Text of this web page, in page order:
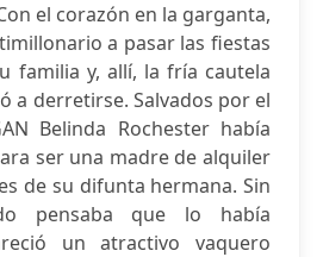
el corazón en la garganta,
a pasar las fiestas
familia y, allí, la fría cautela
a derretirse. Salvados por el
Belinda Rochester había
ser una madre de alquiler
de su difunta hermana. Sin
pensaba que lo había
un atractivo vaquero